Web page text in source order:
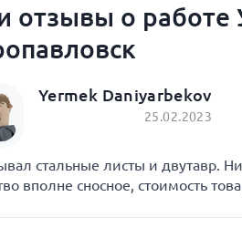
отзывы о работе
Yermek Daniyarbekov
25.02.2023
стальные листы и двутавр.
вполне сносное, стоимость